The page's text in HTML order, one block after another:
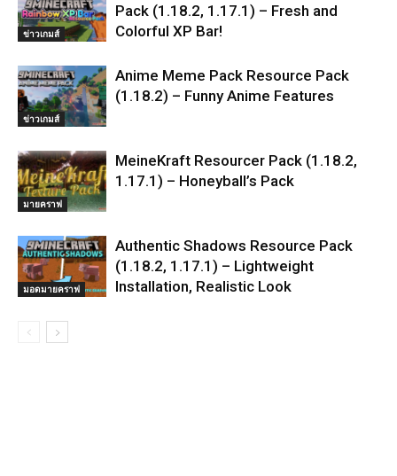
ข่าวเกมส์
Pack (1.18.2, 1.17.1) – Fresh and
Colorful XP Bar!
ข่าวเกมส์
Anime Meme Pack Resource Pack
(1.18.2) – Funny Anime Features
มายคราฟ
MeineKraft Resourcer Pack (1.18.2,
1.17.1) – Honeyball’s Pack
มอดมายคราฟ
Authentic Shadows Resource Pack
(1.18.2, 1.17.1) – Lightweight
Installation, Realistic Look